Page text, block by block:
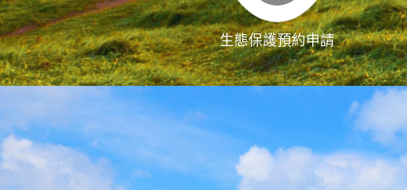
生態保護預約申請